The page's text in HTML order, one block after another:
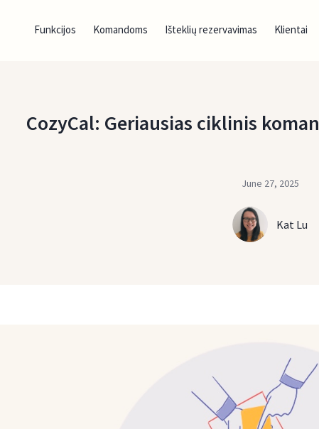
Funkcijos Komandoms Išteklių rezervavimas Klientai
CozyCal: Geriausias ciklinis
June 27, 2025
Kat Lu